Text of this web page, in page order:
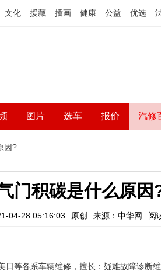
文化 援藏 插画 健康 公益 优选
图片 选车 报价 汽修
因?
门积碳是什么原因
04-28 05:16:03 原创 来源：中华网 阅